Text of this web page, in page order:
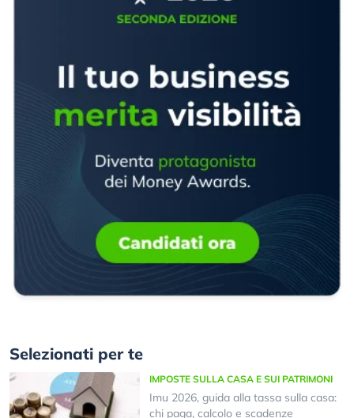
Selezionati per te
IMPOSTE SULLA CASA E SUI PATRIMONI
Imu 2026, guida alla tassa sulla casa:
chi paga, calcolo e scadenze